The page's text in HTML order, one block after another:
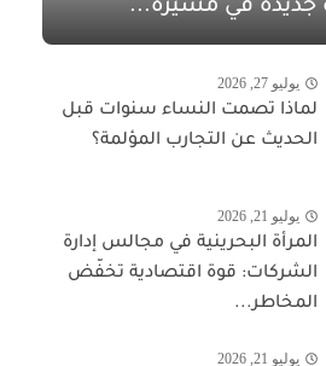
جديدة في مسيرة...
يوليو 27, 2026
لماذا تصمت النساء سنوات قبل
الحديث عن التجارب المؤلمة؟
يوليو 21, 2026
المرأة البحرينية في مجالس إدارة
الشركات: قوة اقتصادية تخفّض
المخاطر...
يوليو 21, 2026